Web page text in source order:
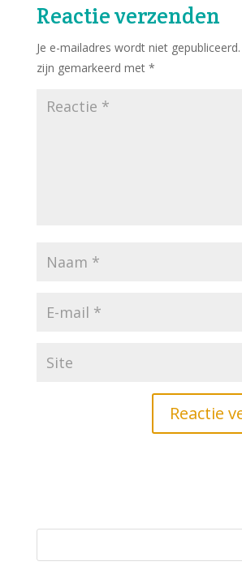
Reactie verzenden
Je e-mailadres wordt niet gepubliceerd.
zijn gemarkeerd met *